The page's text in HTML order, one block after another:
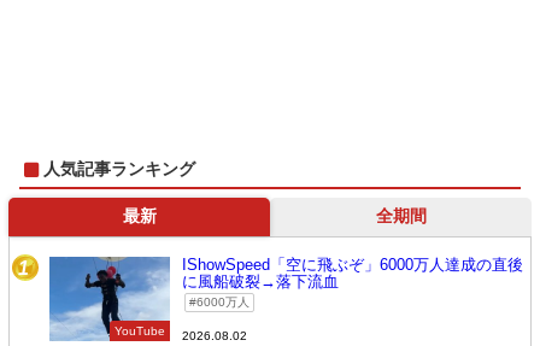
人気記事ランキング
最新 全期間
1
YouTube
IShowSpeed「空に飛ぶぞ」6000万人達成の直後
に風船破裂→落下流血
6000万人
2026.08.02